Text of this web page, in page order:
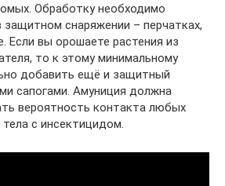
Обработку необходимо
снаряжении – перчатках,
Если вы орошаете растения из
то к этому минимальному
добавить ещё и защитный
сапогами. Амуниция должна
вероятность контакта любых
с инсектицидом.